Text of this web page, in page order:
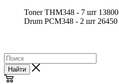
Toner ТНМ348 - 7 шт 13800
Drum РСМ348 - 2 шт 26450
Найти